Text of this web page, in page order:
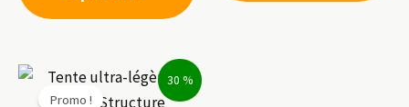
variations.
Les
30 %
Promo !